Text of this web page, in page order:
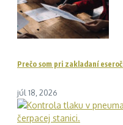
Prečo som pri zakladaní
júl 18, 2026